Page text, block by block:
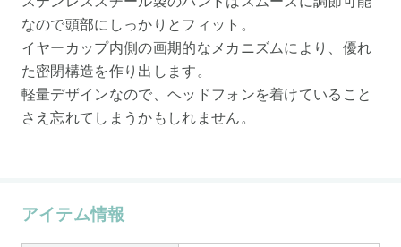
なので頭部にしっかりとフィット。
イヤーカップ内側の画期的なメカニズムにより、優れ
た密閉構造を作り出します。
軽量デザインなので、ヘッドフォンを着けていること
さえ忘れてしまうかもしれません。
アイテム情報